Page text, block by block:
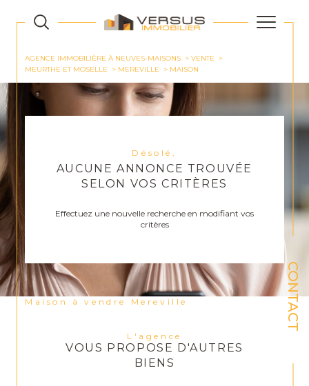
CONTACT
AGENCE IMMOBILIÈRE À NEUVES-MAISONS
VENTE
MEURTHE ET MOSELLE
MEREVILLE MAISON
Désolé,
AUCUNE ANNONCE TROUVÉE
SELON VOS CRITÈRES
Effectuez une nouvelle recherche en modifiant vos
critères
Maison à vendre Mereville
L'agence
VOUS PROPOSE D'AUTRES
BIENS